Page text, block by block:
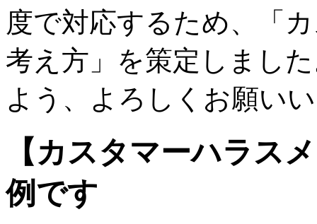
度で対応するため、「
考え方」を策定しまし
よう、よろしくお願い
【カスタマーハラス
例です